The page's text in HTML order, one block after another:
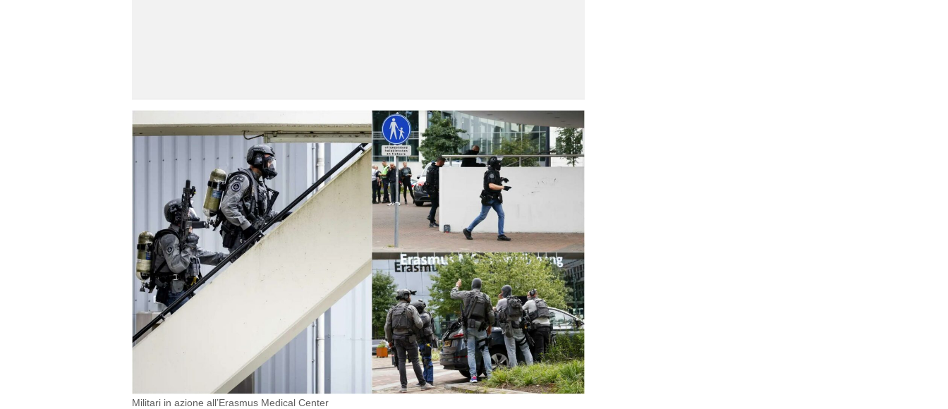
Militari in azione all’Erasmus Medical Center